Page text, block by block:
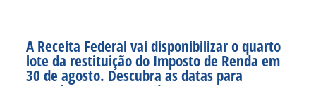
A Receita Federal vai disponibilizar o quarto
lote da restituição do Imposto de Renda em
30 de agosto. Descubra as datas para